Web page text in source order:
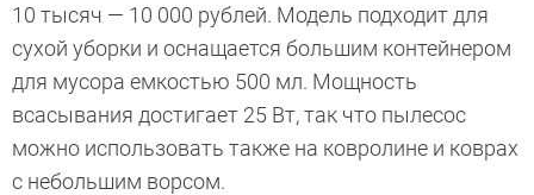
10 тысяч — 10 000 рублей. Модель подходит для
сухой уборки и оснащается большим контейнером
для мусора емкостью 500 мл. Мощность
всасывания достигает 25 Вт, так что пылесос
можно использовать также на ковролине и коврах
с небольшим ворсом.